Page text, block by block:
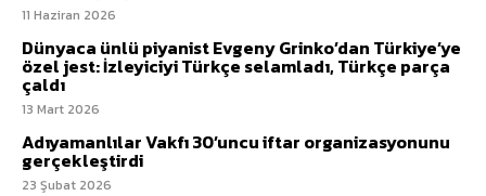
11 Haziran 2026
Dünyaca ünlü piyanist Evgeny Grinko’dan Türkiye’ye
özel jest: İzleyiciyi Türkçe selamladı, Türkçe parça
çaldı
13 Mart 2026
Adıyamanlılar Vakfı 30’uncu iftar organizasyonunu
gerçekleştirdi
23 Şubat 2026